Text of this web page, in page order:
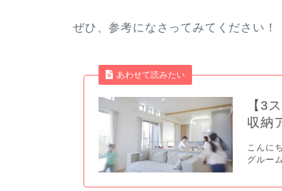
ぜひ、参考になさってみてください！
あわせて読みたい
【3
収納
こんに
グルー